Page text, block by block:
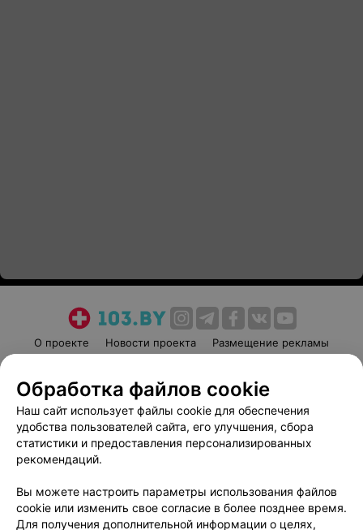
О проекте Новости проекта
Размещение рекламы
Пользовательское соглашение
Способы оплаты
Вакансии
Партнеры
Написать руководителю 103.by
Обработка персональных данных
Обработка файлов cookie
Наш сайт использует файлы cookie для обеспечения
удобства пользователей сайта, его улучшения, сбора
статистики и предоставления персонализированных
рекомендаций.
Вы можете настроить параметры использования файлов
cookie или изменить свое согласие в более позднее время.
Для получения дополнительной информации о целях,